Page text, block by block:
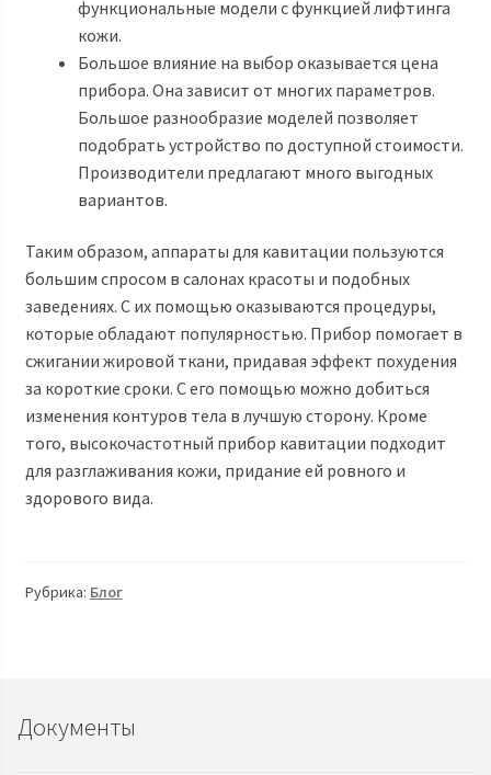
функциональные модели с функцией лифтинга
кожи.
Большое влияние на выбор оказывается цена
прибора. Она зависит от многих параметров.
Большое разнообразие моделей позволяет
подобрать устройство по доступной стоимости.
Производители предлагают много выгодных
вариантов.
Таким образом, аппараты для кавитации пользуются
большим спросом в салонах красоты и подобных
заведениях. С их помощью оказываются процедуры,
которые обладают популярностью. Прибор помогает в
сжигании жировой ткани, придавая эффект похудения
за короткие сроки. С его помощью можно добиться
изменения контуров тела в лучшую сторону. Кроме
того, высокочастотный прибор кавитации подходит
для разглаживания кожи, придание ей ровного и
здорового вида.
Рубрика: Блог
Документы